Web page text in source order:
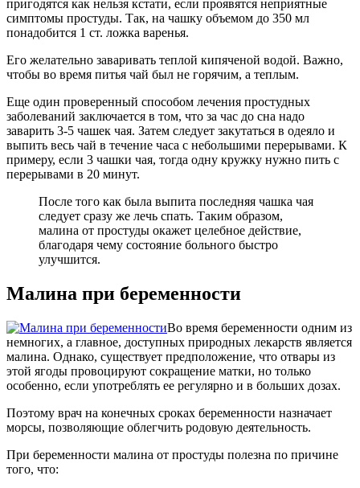
пригодятся как нельзя кстати, если проявятся неприятные
симптомы простуды. Так, на чашку объемом до 350 мл
понадобится 1 ст. ложка варенья.
Его желательно заваривать теплой кипяченой водой. Важно,
чтобы во время питья чай был не горячим, а теплым.
Еще один проверенный способом лечения простудных
заболеваний заключается в том, что за час до сна надо
заварить 3-5 чашек чая. Затем следует закутаться в одеяло и
выпить весь чай в течение часа с небольшими перерывами. К
примеру, если 3 чашки чая, тогда одну кружку нужно пить с
перерывами в 20 минут.
После того как была выпита последняя чашка чая
следует сразу же лечь спать. Таким образом,
малина от простуды окажет целебное действие,
благодаря чему состояние больного быстро
улучшится.
Малина при беременности
Во время беременности одним из
немногих, а главное, доступных природных лекарств является
малина. Однако, существует предположение, что отвары из
этой ягоды провоцируют сокращение матки, но только
особенно, если употреблять ее регулярно и в больших дозах.
Поэтому врач на конечных сроках беременности назначает
морсы, позволяющие облегчить родовую деятельность.
При беременности малина от простуды полезна по причине
того, что: